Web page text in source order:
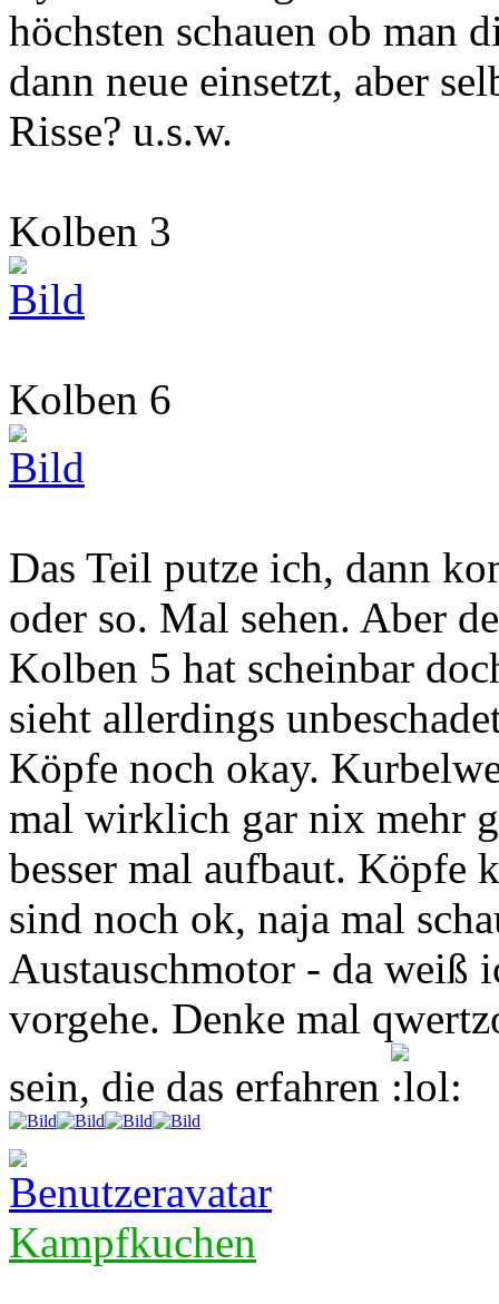
höchsten schauen ob man
dann neue einsetzt, aber
Risse? u.s.w.
Kolben 3
Kolben 6
Das Teil putze ich, dann
oder so. Mal sehen. Aber
Kolben 5 hat scheinbar
sieht allerdings
Köpfe noch okay.
mal wirklich gar nix mehr
besser mal aufbaut. Köpfe
sind noch ok, naja mal
Austauschmotor - da weiß
vorgehe. Denke mal
sein, die das erfahren
Kampfkuchen